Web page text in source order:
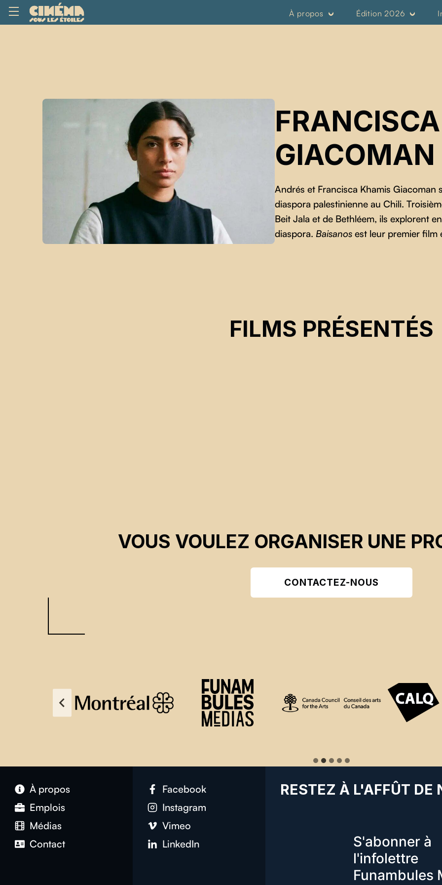
À propos Édition 2026
GIACOMAN
Andrés et Francisca Khamis Giacoman
diaspora palestinienne au Chili.
Beit Jala et de Bethléem, ils explorent
diaspora. Baisanosest leur premier film
FILMS PRÉSENTÉS
Andrés Khamis Giacoman, Francisca Khamis Giacoman
VOUS VOULEZ ORGANISER UNE
CONTACTEZ-NOUS
À propos
Emplois
Médias
Contact
Facebook
Instagram
Vimeo
LinkedIn
RESTEZ À L'AFFÛT DE
S'abonner à
l'infolettre
Funambules